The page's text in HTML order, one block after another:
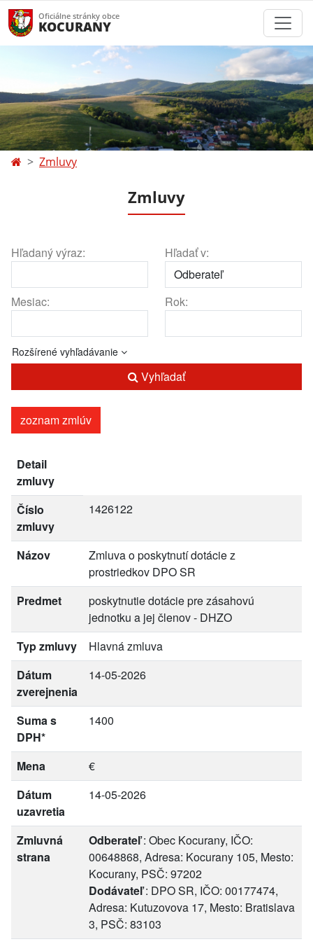
Oficiálne stránky obce
KOCURANY
Zmluvy
Zmluvy
Hľadaný výraz: Hľadať v:
Mesiac: Rok:
Rozšírené vyhľadávanie
Vyhľadať
zoznam zmlúv
Detail
zmluvy
Číslo
zmluvy
1426122
Názov
Zmluva o poskytnutí dotácie z
prostriedkov DPO SR
Predmet
poskytnutie dotácie pre zásahovú
jednotku a jej členov - DHZO
Typ zmluvy
Hlavná zmluva
Dátum
zverejnenia
14-05-2026
Suma s
DPH*
1400
Mena
€
Dátum
uzavretia
14-05-2026
Zmluvná
strana
Odberateľ: Obec Kocurany, IČO:
00648868, Adresa: Kocurany 105, Mesto:
Kocurany, PSČ: 97202
Dodávateľ: DPO SR, IČO: 00177474,
Adresa: Kutuzovova 17, Mesto: Bratislava
3, PSČ: 83103